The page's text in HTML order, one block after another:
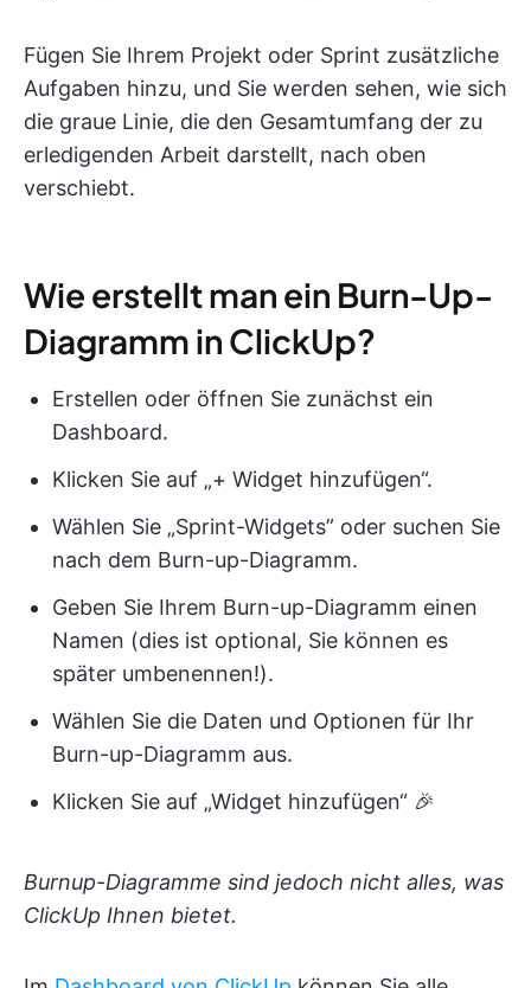
Fügen Sie Ihrem Projekt oder Sprint zusätzliche
Aufgaben hinzu, und Sie werden sehen, wie sich
die graue Linie, die den Gesamtumfang der zu
erledigenden Arbeit darstellt, nach oben
verschiebt.
Wie erstellt man ein Burn-Up-
Diagramm in ClickUp?
Erstellen oder öffnen Sie zunächst ein
Dashboard.
Klicken Sie auf „+ Widget hinzufügen“.
Wählen Sie „Sprint-Widgets” oder suchen Sie
nach dem Burn-up-Diagramm.
Geben Sie Ihrem Burn-up-Diagramm einen
Namen (dies ist optional, Sie können es
später umbenennen!).
Wählen Sie die Daten und Optionen für Ihr
Burn-up-Diagramm aus.
Klicken Sie auf „Widget hinzufügen“ 🎉
Burnup-Diagramme sind jedoch nicht alles, was
ClickUp Ihnen bietet.